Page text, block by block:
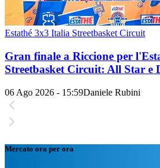
Estathé 3x3 Italia Streetbasket Circuit
Gran finale a Riccione per
Streetbasket Circuit: All Star e
06 Ago 2026 - 15:59Daniele Rubini
Mercato ora per ora